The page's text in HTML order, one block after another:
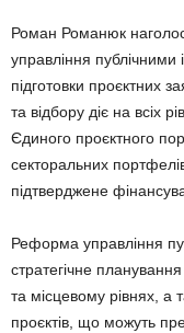
Роман Романюк
управління публічними
підготовки проєктних
та відбору діє на всіх
Єдиного проєктного
секторальних
підтверджене
Реформа управління
стратегічне
та місцевому рівнях, а
проєктів, що можуть